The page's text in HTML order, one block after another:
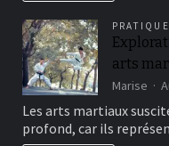
PRATIQUE
arts
Marise
Les arts martiaux
profond, car ils